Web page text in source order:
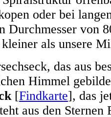
oder bei
Durchmesser von
als unsere
das aus
Himmel
[Findkarte], das
aus den